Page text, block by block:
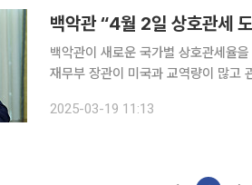
백악관이 새로운 국가별 상호관세율
재무부 장관이 미국과 교역량이 많고
도입하겠다”며 “관세 및 비관세 장벽
2025-03-19 11:13